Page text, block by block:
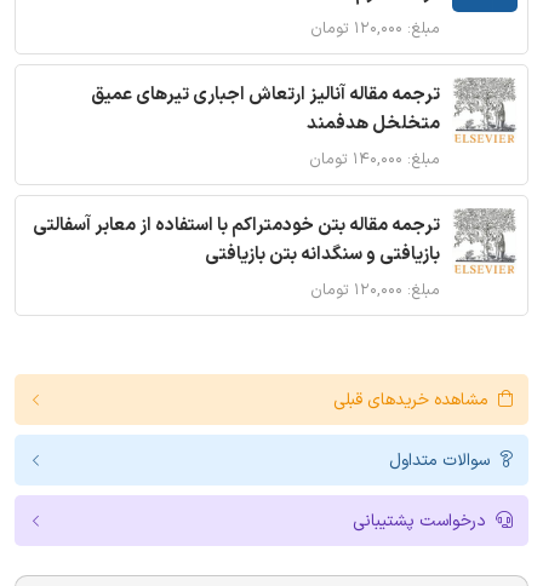
مبلغ: ۱۲۰,۰۰۰ تومان
ترجمه مقاله آنالیز ارتعاش اجباری تیرهای عمیق
متخلخل هدفمند
مبلغ: ۱۴۰,۰۰۰ تومان
ترجمه مقاله بتن خودمتراکم با استفاده از معابر آسفالتی
بازیافتی و سنگدانه بتن بازیافتی
مبلغ: ۱۲۰,۰۰۰ تومان
مشاهده خریدهای قبلی
سوالات متداول
درخواست پشتیبانی